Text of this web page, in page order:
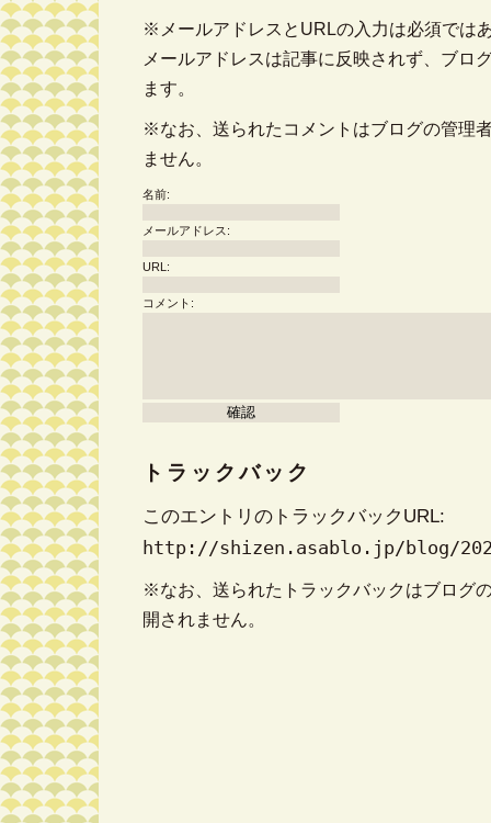
※メールアドレスとURLの入力は必須では
メールアドレスは記事に反映されず、ブロ
ます。
※なお、送られたコメントはブログの管理
ません。
名前:
メールアドレス:
URL:
コメント:
トラックバック
このエントリのトラックバックURL:
http://shizen.asablo.jp/blog/
※なお、送られたトラックバックはブログ
開されません。